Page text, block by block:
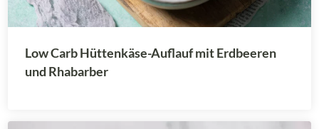
Low Carb Hüttenkäse-Auflauf mit Erdbeeren
und Rhabarber